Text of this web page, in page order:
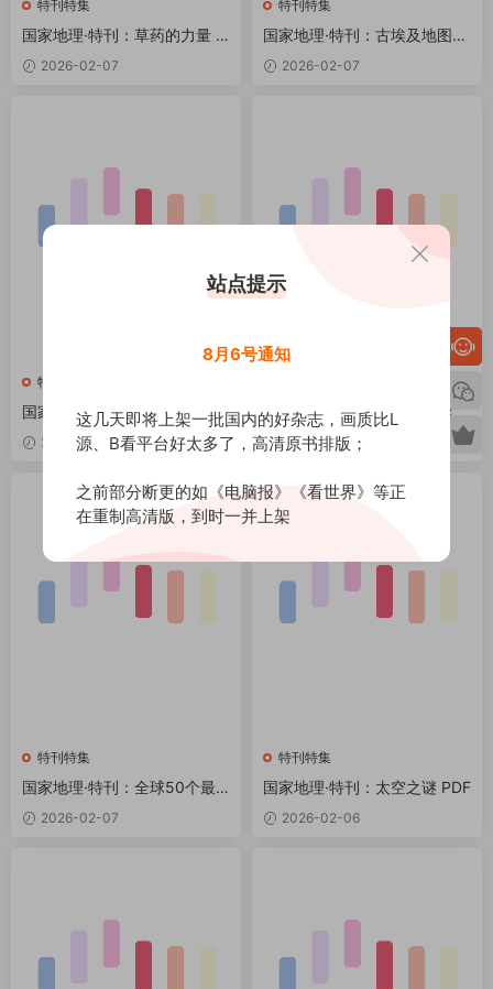
特刊特集
国家地理·特刊：草药的力量 P
DF 2026-02-07
特刊特集
国家地理·特刊：古埃及地图集
PDF2026-02-07
特刊特集
国家地理·特刊：奇妙的人体 P
DF 2026-02-07
国家地理·特刊：压力新科学 P
DF2026-02-07
特刊特集
国家地理·特刊：全球50个最
美荒野奇景 PDF
2026-02-07
特刊特集
国家地理·特刊：太空之谜 PDF
2026-02-06
站点提示
8月6号通知
这几天即将上架一批国内的好杂志，画质比L
源、B看平台好太多了，高清原书排版；
之前部分断更的如《电脑报》《看世界》等正
在重制高清版，到时一并上架